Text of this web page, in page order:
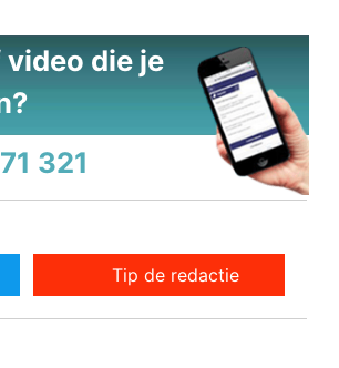
die je
321
Tip de redactie